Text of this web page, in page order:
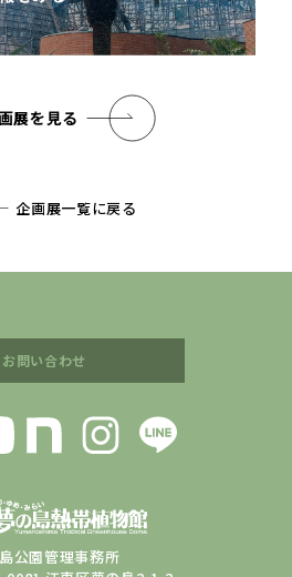
展を見る
企画展一覧に戻る
お問い合わせ
公園管理事務所